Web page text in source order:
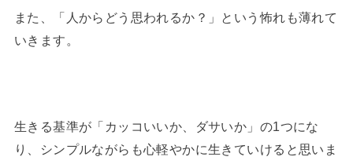
また、「人からどう思われるか？」という怖れも薄れて
いきます。
生きる基準が「カッコいいか、ダサいか」の1つにな
り、シンプルながらも心軽やかに生きていけると思いま